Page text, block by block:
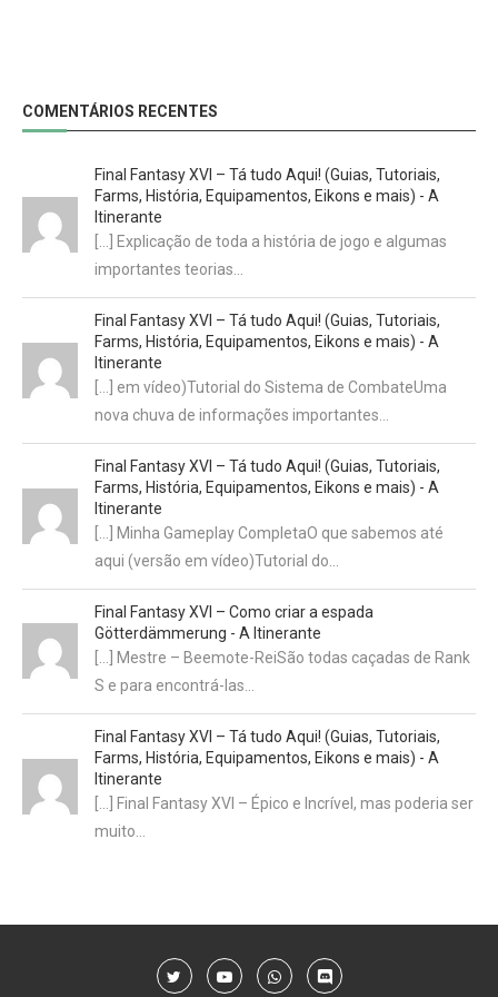
COMENTÁRIOS RECENTES
Final Fantasy XVI – Tá tudo Aqui! (Guias, Tutoriais,
Farms, História, Equipamentos, Eikons e mais) - A
Itinerante
[…] Explicação de toda a história de jogo e algumas
importantes teorias…
Final Fantasy XVI – Tá tudo Aqui! (Guias, Tutoriais,
Farms, História, Equipamentos, Eikons e mais) - A
Itinerante
[…] em vídeo)Tutorial do Sistema de CombateUma
nova chuva de informações importantes…
Final Fantasy XVI – Tá tudo Aqui! (Guias, Tutoriais,
Farms, História, Equipamentos, Eikons e mais) - A
Itinerante
[…] Minha Gameplay CompletaO que sabemos até
aqui (versão em vídeo)Tutorial do…
Final Fantasy XVI – Como criar a espada
Götterdämmerung - A Itinerante
[…] Mestre – Beemote-ReiSão todas caçadas de Rank
S e para encontrá-las…
Final Fantasy XVI – Tá tudo Aqui! (Guias, Tutoriais,
Farms, História, Equipamentos, Eikons e mais) - A
Itinerante
[…] Final Fantasy XVI – Épico e Incrível, mas poderia ser
muito…